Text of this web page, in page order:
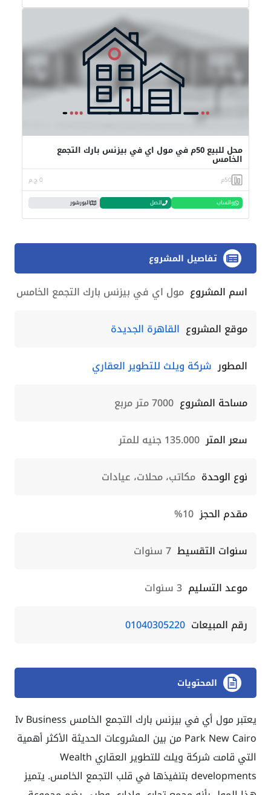
محل للبيع 50م في مول اي في بيزنس بارك التجمع
الخامس
50م 0 ج.م
واتساب اتصل البورشور
تفاصيل المشروع
اسم المشروع مول اي في بيزنس بارك التجمع الخامس
موقع المشروع القاهرة الجديدة
المطور شركة ويلث للتطوير العقاري
مساحة المشروع 7000 متر مربع
سعر المتر 135.000 جنيه للمتر
نوع الوحدة مكاتب، محلات، عيادات
مقدم الحجز 10%
سنوات التقسيط 7 سنوات
موعد التسليم 3 سنوات
رقم المبيعات 01040305220
المحتويات
يعتبر مول أي في بيزنس بارك التجمع الخامس Iv Business
Park New Cairo من بين المشروعات الحديثة الأكثر أهمية
التي قامت شركة ويلث للتطوير العقاري Wealth
developments بتنفيذها في قلب التجمع الخامس. يتميز